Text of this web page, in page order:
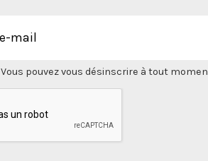
Vous pouvez vous désinscrire à tout